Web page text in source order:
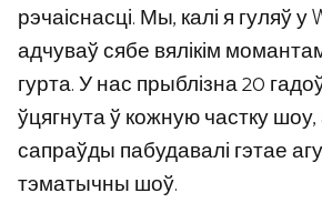
рэчаіснасці. Мы, калі я гуляў у
адчуваў сябе вялікім
гурта. У нас прыблізна 20
ўцягнута ў кожную частку
сапраўды пабудавалі гэтае
тэматычны шоў.